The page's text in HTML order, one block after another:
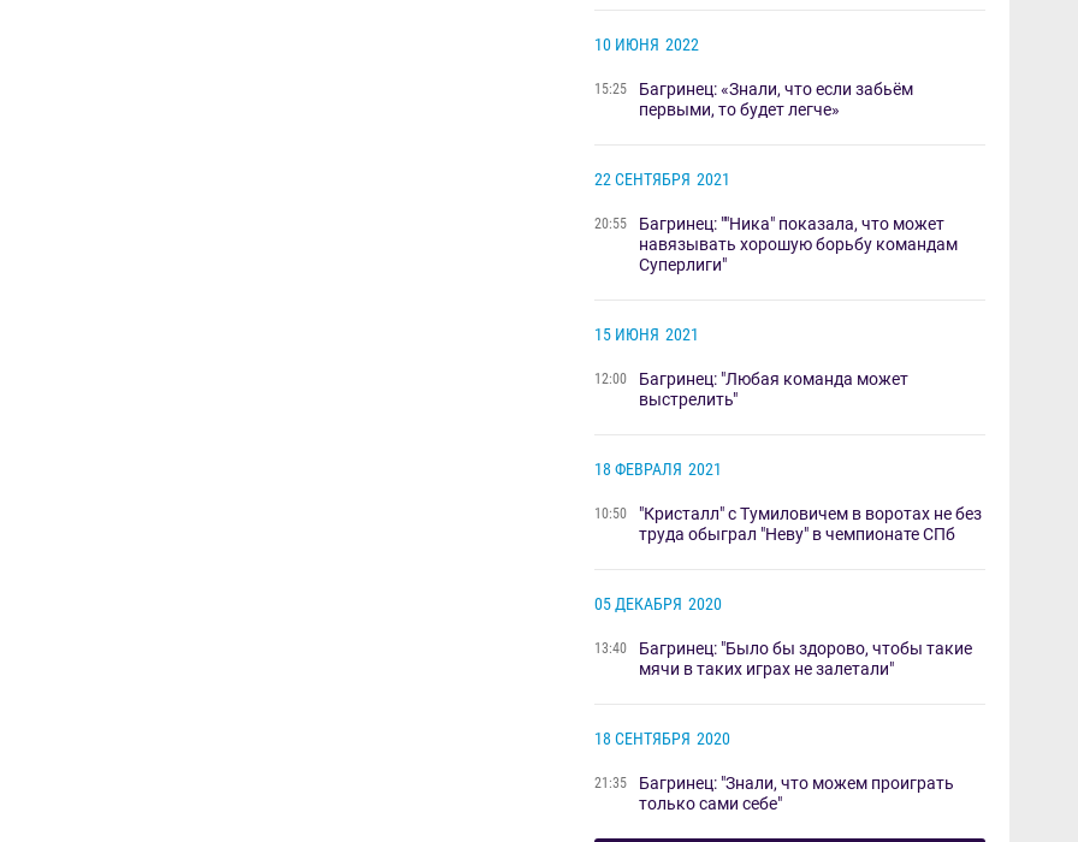
10 ИЮНЯ 2022
15:25
Багринец: «Знали, что если забьём
первыми, то будет легче»
22 СЕНТЯБРЯ 2021
20:55
Багринец: ""Ника" показала, что может
навязывать хорошую борьбу командам
Суперлиги"
15 ИЮНЯ 2021
12:00
Багринец: "Любая команда может
выстрелить"
18 ФЕВРАЛЯ 2021
10:50
"Кристалл" с Тумиловичем в воротах не без
труда обыграл "Неву" в чемпионате СПб
05 ДЕКАБРЯ 2020
13:40
Багринец: "Было бы здорово, чтобы такие
мячи в таких играх не залетали"
18 СЕНТЯБРЯ 2020
21:35
Багринец: "Знали, что можем проиграть
только сами себе"